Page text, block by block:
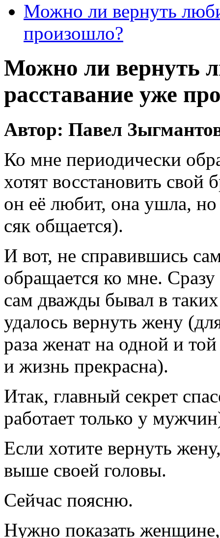
Можно ли вернуть
произошло?
Можно ли вернуть
расставание уже
Автор: Павел
Ко мне периодически
хотят восстановить
он её любит, она ушла,
сяк общается).
И вот, не справившись
обращается ко мне.
сам дважды бывал в
удалось вернуть жену
раза женат на одной и
и жизнь прекрасна).
Итак, главный секрет
работает только у
Если хотите вернуть
выше своей головы.
Сейчас поясню.
Нужно показать